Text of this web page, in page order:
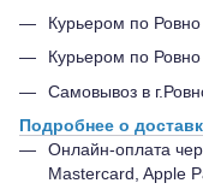
Курьером по Ровно
Курьером по Ровно
Самовывоз в
Подробнее о
Онлайн-оплата
Mastercard, Apple